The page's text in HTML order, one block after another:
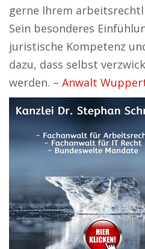
gerne Ihrem
Sein besonderes
juristische Kompetenz
dazu, dass selbst
werden. – Anwalt